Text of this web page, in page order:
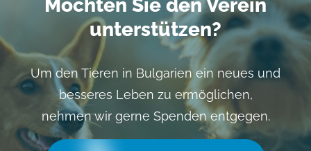
Möchten Sie den Verein
unterstützen?
Um den Tieren in Bulgarien ein neues und
besseres Leben zu ermöglichen,
nehmen wir gerne Spenden entgegen.